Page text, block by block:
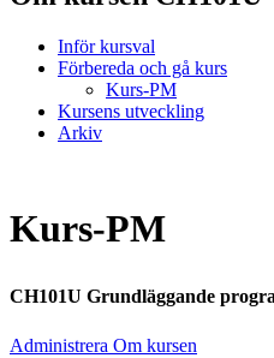
Inför kursval
Förbereda och gå kurs
Kurs-PM
Kursens utveckling
Arkiv
Kurs-PM
CH101U Grundläggande
Administrera Om kursen